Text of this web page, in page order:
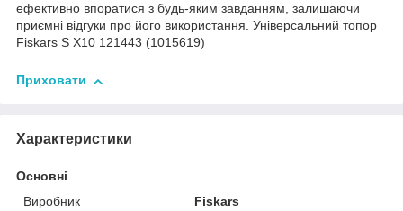
ефективно впоратися з будь-яким завданням, залишаючи
приємні відгуки про його використання. Універсальний топор
Fiskars S X10 121443 (1015619)
Приховати
Характеристики
Основні
Виробник
Fiskars